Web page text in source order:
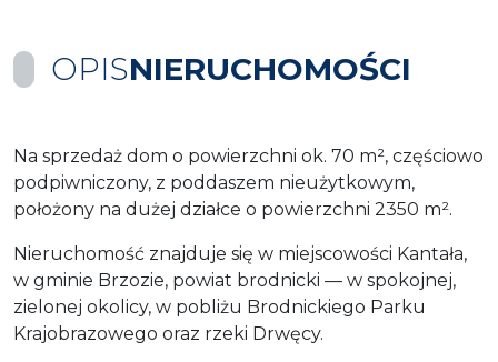
OPISNIERUCHOMOŚCI
Na sprzedaż dom o powierzchni ok. 70 m², częściowo
podpiwniczony, z poddaszem nieużytkowym,
położony na dużej działce o powierzchni 2350 m².
Nieruchomość znajduje się w miejscowości Kantała,
w gminie Brzozie, powiat brodnicki — w spokojnej,
zielonej okolicy, w pobliżu Brodnickiego Parku
Krajobrazowego oraz rzeki Drwęcy.